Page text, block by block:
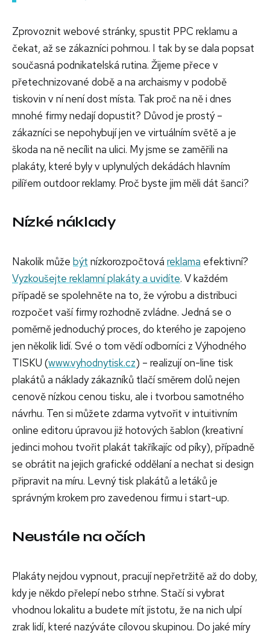
Zprovoznit webové stránky, spustit PPC reklamu a
čekat, až se zákazníci pohrnou. I tak by se dala popsat
současná podnikatelská rutina. Žijeme přece v
přetechnizované době a na archaismy v podobě
tiskovin v ní není dost místa. Tak proč na ně i dnes
mnohé firmy nedají dopustit? Důvod je prostý –
zákazníci se nepohybují jen ve virtuálním světě a je
škoda na ně necílit na ulici. My jsme se zaměřili na
plakáty, které byly v uplynulých dekádách hlavním
pilířem outdoor reklamy. Proč byste jim měli dát šanci?
Nízké náklady
Nakolik může být nízkorozpočtová reklama efektivní?
Vyzkoušejte reklamní plakáty a uvidíte. V každém
případě se spolehněte na to, že výrobu a distribuci
rozpočet vaší firmy rozhodně zvládne. Jedná se o
poměrně jednoduchý proces, do kterého je zapojeno
jen několik lidí. Své o tom vědí odborníci z Výhodného
TISKU (www.vyhodnytisk.cz) – realizují on-line tisk
plakátů a náklady zákazníků tlačí směrem dolů nejen
cenově nízkou cenou tisku, ale i tvorbou samotného
návrhu. Ten si můžete zdarma vytvořit v intuitivním
online editoru úpravou již hotových šablon (kreativní
jedinci mohou tvořit plakát takříkajíc od píky), případně
se obrátit na jejich grafické oddělaní a nechat si design
připravit na míru. Levný tisk plakátů a letáků je
správným krokem pro zavedenou firmu i start-up.
Neustále na očích
Plakáty nejdou vypnout, pracují nepřetržitě až do doby,
kdy je někdo přelepí nebo strhne. Stačí si vybrat
vhodnou lokalitu a budete mít jistotu, že na nich ulpí
zrak lidí, které nazýváte cílovou skupinou. Do jaké míry